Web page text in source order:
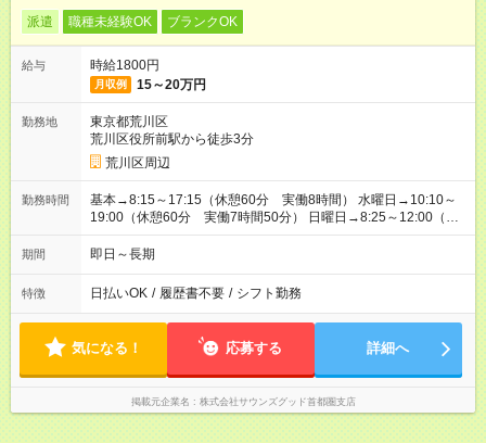
派遣 職種未経験OK ブランクOK
給与 時給1800円
月収例 15～20万円
勤務地
東京都荒川区
荒川区役所前駅から徒歩3分
荒川区周辺
勤務時間
基本→8:15～17:15（休憩60分 実働8時間） 水曜日→10:10～
19:00（休憩60分 実働7時間50分） 日曜日→8:25～12:00（実
働3時間35分）
期間 即日～長期
特徴 日払いOK / 履歴書不要 / シフト勤務
気になる！ 応募する 詳細へ
掲載元企業名 株式会社サウンズグッド首都圏支店